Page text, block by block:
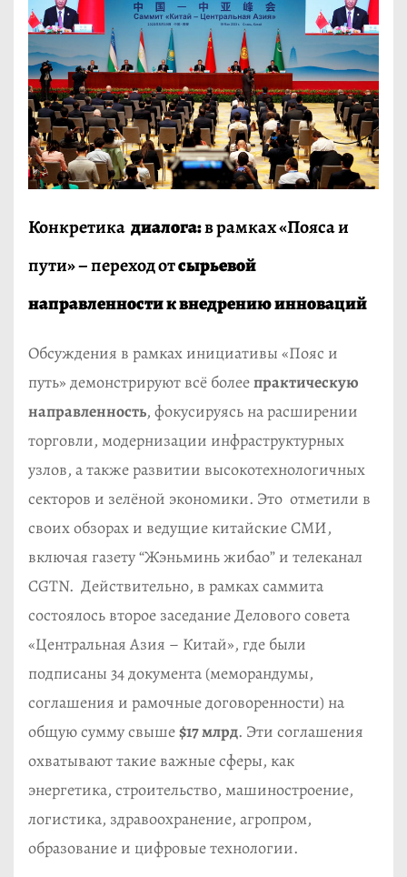
Конкретика диалога:в рамках «Пояса и
пути» – переход отсырьевой
направленности к внедрению инноваций
Обсуждения в рамках инициативы «Пояс и
путь» демонстрируют всё болеепрактическую
направленность, фокусируясь на расширении
торговли, модернизации инфраструктурных
узлов, а также развитии высокотехнологичных
секторов и зелёной экономики. Это отметили в
своих обзорах и ведущие китайские СМИ,
включая газету “Жэньминь жибао” и телеканал
CGTN. Действительно, в рамках саммита
состоялось второе заседание Делового совета
«Центральная Азия – Китай», где были
подписаны 34 документа (меморандумы,
соглашения и рамочные договоренности) на
общую сумму свыше$17 млрд. Эти соглашения
охватывают такие важные сферы, как
энергетика, строительство, машиностроение,
логистика, здравоохранение, агропром,
образование и цифровые технологии.